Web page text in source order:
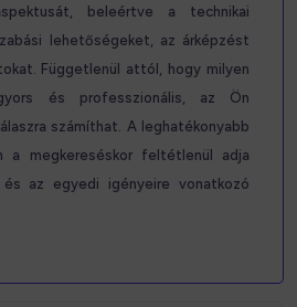
beleértve a technikai
lehetőségeket, az árképzést
Függetlenül attól, hogy milyen
és professzionális, az Ön
számíthat. A leghatékonyabb
a megkereséskor feltétlenül adja
az egyedi igényeire vonatkozó